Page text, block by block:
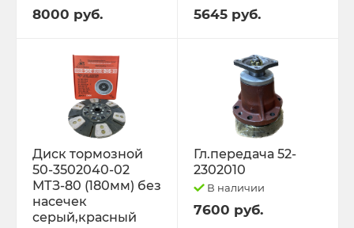
8000 руб. 5645 руб.
Диск тормозной
50-3502040-02
МТЗ-80 (180мм) без
насечек
серый,красный
Гл.передача 52-
2302010
В наличии
7600 руб.